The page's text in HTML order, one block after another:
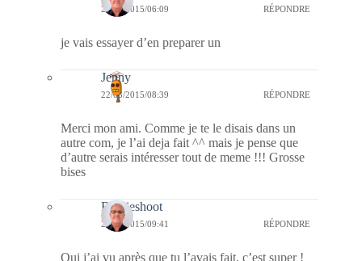
22/03/2015/06:09 RÉPONDRE
je vais essayer d’en preparer un
Jenny
22/03/2015/08:39 RÉPONDRE
Merci mon ami. Comme je te le disais dans un
autre com, je l’ai deja fait ^^ mais je pense que
d’autre serais intéresser tout de meme !!! Grosse
bises
Bernieshoot
22/03/2015/09:41 RÉPONDRE
Oui j’ai vu après que tu l’avais fait, c’est super !